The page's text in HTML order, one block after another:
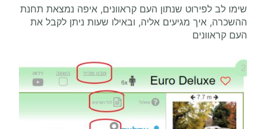
שימו לב לפירוט שנתון העם קראוונים, איפה נמצאת תחנת
ההשכרה, איך מגיעים אליה, ובאילו שעות ניתן לקבל את
העם קראוונים